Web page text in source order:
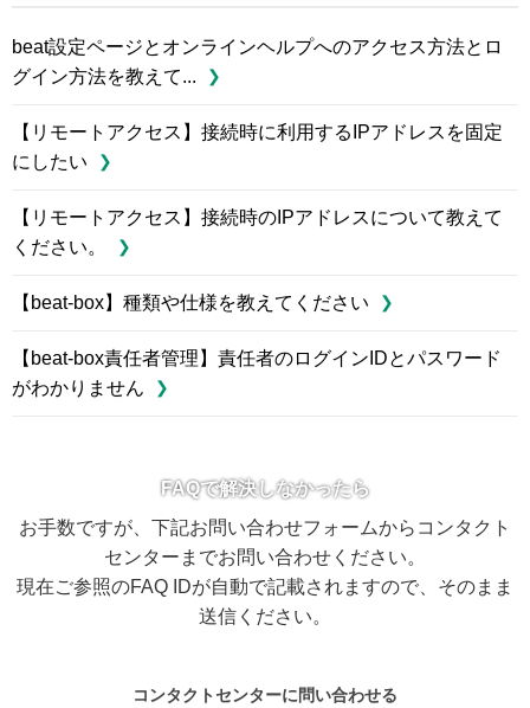
beat設定ページとオンラインヘルプへのアクセス方法とロ
グイン方法を教えて...
【リモートアクセス】接続時に利用するIPアドレスを固定
にしたい
【リモートアクセス】接続時のIPアドレスについて教えて
ください。
【beat-box】種類や仕様を教えてください
【beat-box責任者管理】責任者のログインIDとパスワード
がわかりません
FAQで解決しなかったら
お手数ですが、下記お問い合わせフォームからコンタクト
センターまでお問い合わせください。
現在ご参照のFAQ IDが自動で記載されますので、そのまま
送信ください。
コンタクトセンターに問い合わせる